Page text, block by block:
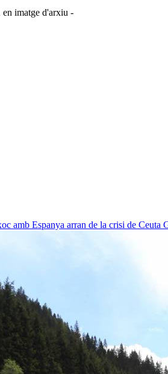
imatge d'arxiu -
amb Espanya arran de la crisi de Ceuta